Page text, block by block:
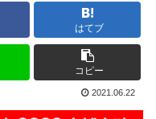
はてブ
コピー
2021.06.22